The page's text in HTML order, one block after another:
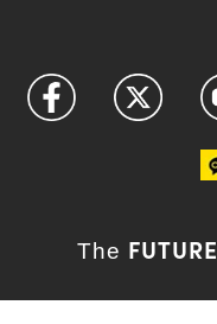
The FUTURE